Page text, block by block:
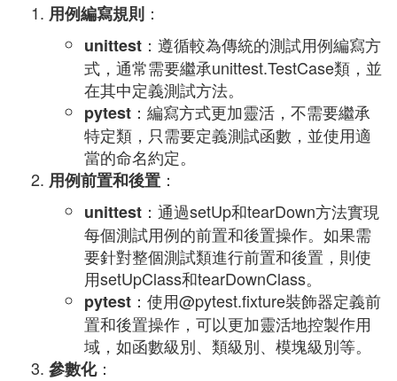
用例編寫規則 ：
unittest ：遵循較為傳統的測試用例編寫方
式，通常需要繼承unittest.TestCase類，並
在其中定義測試方法。
pytest ：編寫方式更加靈活，不需要繼承
特定類，只需要定義測試函數，並使用適
當的命名約定。
用例前置和後置 ：
unittest ：通過setUp和tearDown方法實現
每個測試用例的前置和後置操作。如果需
要針對整個測試類進行前置和後置，則使
用setUpClass和tearDownClass。
pytest ：使用@pytest.fixture裝飾器定義前
置和後置操作，可以更加靈活地控製作用
域，如函數級別、類級別、模塊級別等。
參數化：